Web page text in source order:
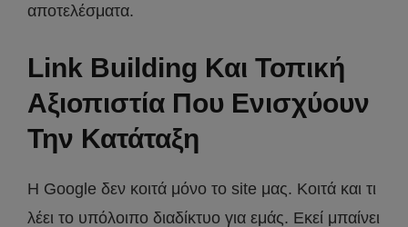
αποτελέσματα.
Link Building Και Τοπική
Αξιοπιστία Που Ενισχύουν
Την Κατάταξη
Η Google δεν κοιτά μόνο το site μας. Κοιτά και τι
λέει το υπόλοιπο διαδίκτυο για εμάς. Εκεί μπαίνει